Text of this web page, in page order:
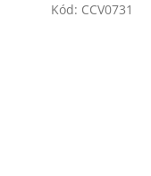
Kód: CCV0731